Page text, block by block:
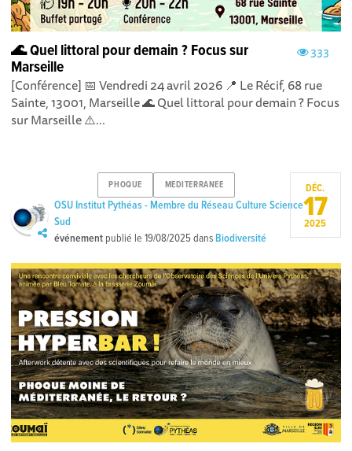
333
🌊 Quel littoral pour demain ? Focus sur
Marseille
[Conférence] 📅 Vendredi 24 avril 2026 📍 Le Récif, 68 rue
Sainte, 13001, Marseille 🌊 Quel littoral pour demain ? Focus
sur Marseille ⚠️...
PHOQUE MEDITERRANEE
OSU Institut Pythéas - Membre du Réseau Culture Science
Sud
événement publié le19/08/2025dans Biodiversité
DÉC.
17
2025